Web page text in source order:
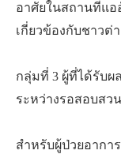
อาศัยในสถานที่แ
เกี่ยวข้องกับชาวต่
กลุ่มที่ 3 ผู้ที่ได้รับผ
ระหว่างรอสอบสว
สำหรับผู้ป่วยอากา